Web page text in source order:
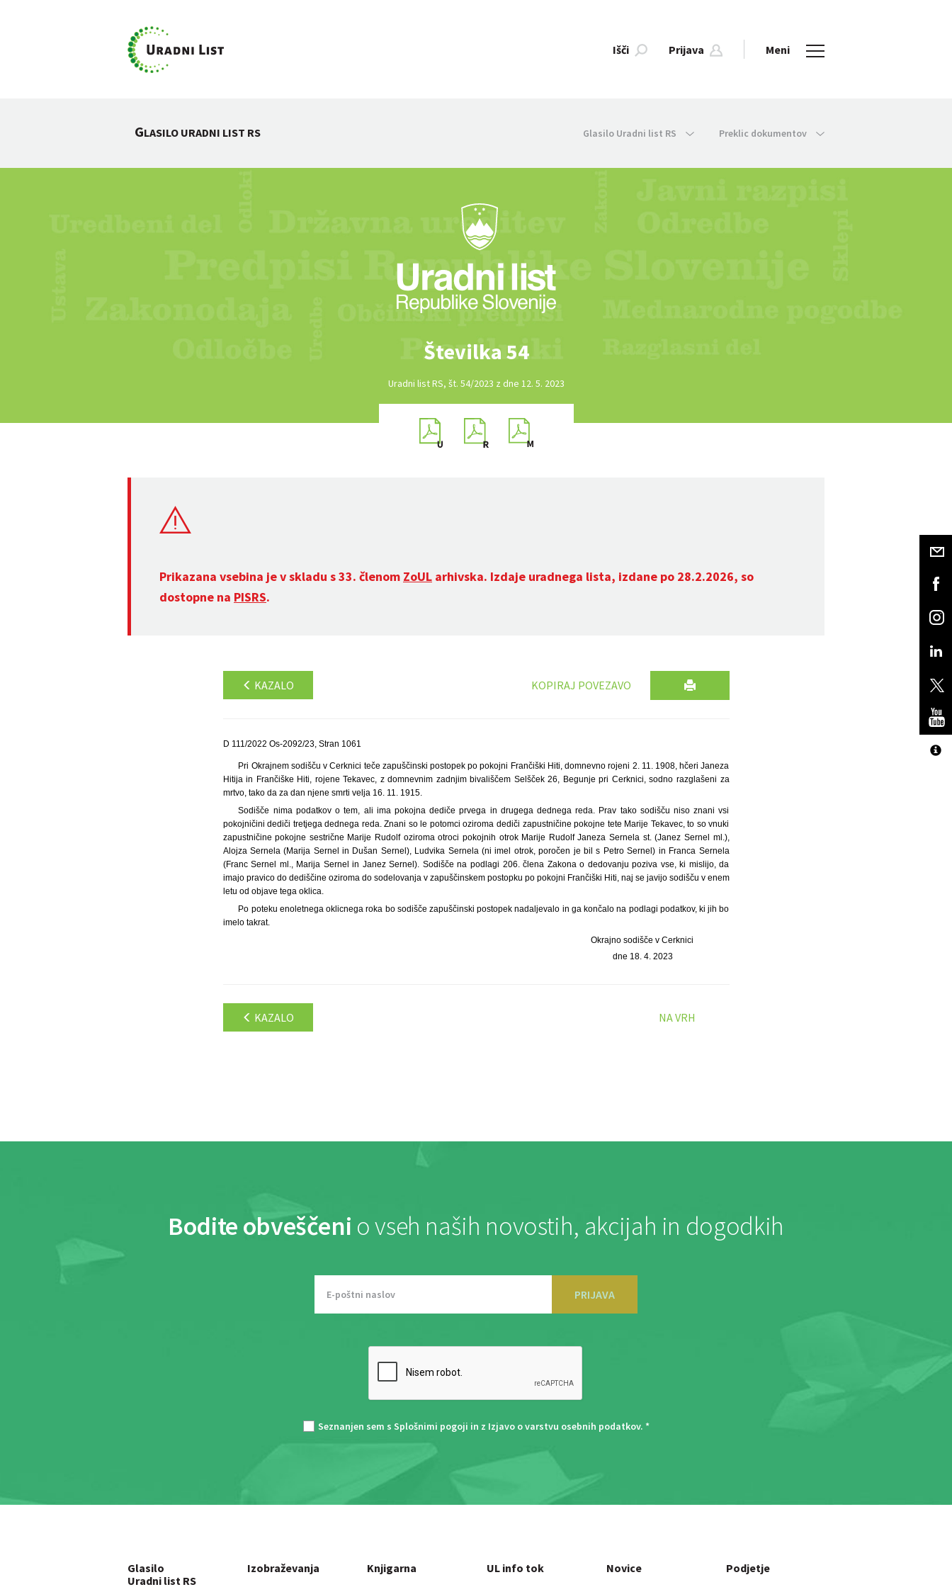
Išči Prijava Meni
GLASILO URADNI LIST RS Glasilo Uradni list RS Preklic dokumentov
Številka 54
Uradni list RS, št. 54/2023 z dne 12. 5. 2023
Prikazana vsebina je v skladu s 33. členom ZoUL arhivska. Izdaje uradnega lista, izdane po 28.2.2026, so
dostopne na PISRS.
KAZALO KOPIRAJ POVEZAVO
D 111/2022 Os-2092/23, Stran 1061
Pri Okrajnem sodišču v Cerknici teče zapuščinski postopek po pokojni Frančiški Hiti, domnevno rojeni 2. 11. 1908, hčeri Janeza
Hitija in Frančiške Hiti, rojene Tekavec, z domnevnim zadnjim bivališčem Selšček 26, Begunje pri Cerknici, sodno razglašeni za
mrtvo, tako da za dan njene smrti velja 16. 11. 1915.
Sodišče nima podatkov o tem, ali ima pokojna dediče prvega in drugega dednega reda. Prav tako sodišču niso znani vsi
pokojničini dediči tretjega dednega reda. Znani so le potomci oziroma dediči zapustničine pokojne tete Marije Tekavec, to so vnuki
zapustničine pokojne sestrične Marije Rudolf oziroma otroci pokojnih otrok Marije Rudolf Janeza Sernela st. (Janez Sernel ml.),
Alojza Sernela (Marija Sernel in Dušan Sernel), Ludvika Sernela (ni imel otrok, poročen je bil s Petro Sernel) in Franca Sernela
(Franc Sernel ml., Marija Sernel in Janez Sernel). Sodišče na podlagi 206. člena Zakona o dedovanju poziva vse, ki mislijo, da
imajo pravico do dediščine oziroma do sodelovanja v zapuščinskem postopku po pokojni Frančiški Hiti, naj se javijo sodišču v enem
letu od objave tega oklica.
Po poteku enoletnega oklicnega roka bo sodišče zapuščinski postopek nadaljevalo in ga končalo na podlagi podatkov, ki jih bo
imelo takrat.
Okrajno sodišče v Cerknici
dne 18. 4. 2023
KAZALO NA VRH
Bodite obveščeni o vseh naših novostih, akcijah in dogodkih
PRIJAVA
Seznanjen sem s Splošnimi pogoji in z Izjavo o varstvu osebnih podatkov. *
Glasilo
Uradni list RS
Izobraževanja Knjigarna UL info tok Novice Podjetje